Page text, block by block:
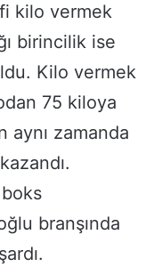
kilo vermek
birincilik ise
Kilo vermek
75 kiloya
aynı zamanda
branşında